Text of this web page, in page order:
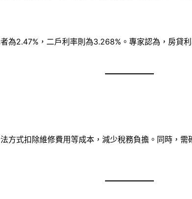
為2.47%，二戶利率則為3.268%。專家認為，房貸
方式扣除維修費用等成本，減少稅務負擔。同時，